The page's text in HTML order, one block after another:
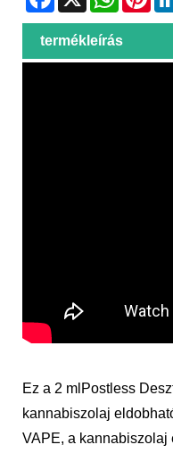
termékleírás
Ez a 2 ml Postless
kannabiszolaj
VAPE, a kannabiszolaj